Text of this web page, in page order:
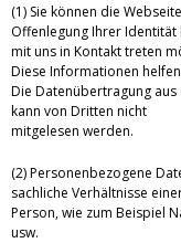
(1) Sie können die
Offenlegung Ihrer
mit uns in Kontakt treten
Diese Informationen
Die Datenübertragung
kann von Dritten nicht
mitgelesen werden.
(2) Personenbezogene
sachliche Verhältnisse
Person, wie zum Beispiel
usw.